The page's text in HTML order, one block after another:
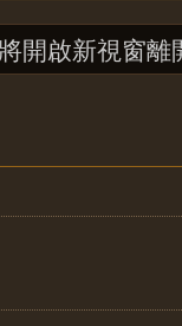
開啟新視窗離